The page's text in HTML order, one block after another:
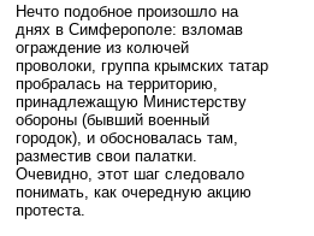
Нечто подобное произошло на
днях в Симферополе: взломав
ограждение из колючей
проволоки, группа крымских татар
пробралась на территорию,
принадлежащую Министерству
обороны (бывший военный
городок), и обосновалась там,
разместив свои палатки.
Очевидно, этот шаг следовало
понимать, как очередную акцию
протеста.